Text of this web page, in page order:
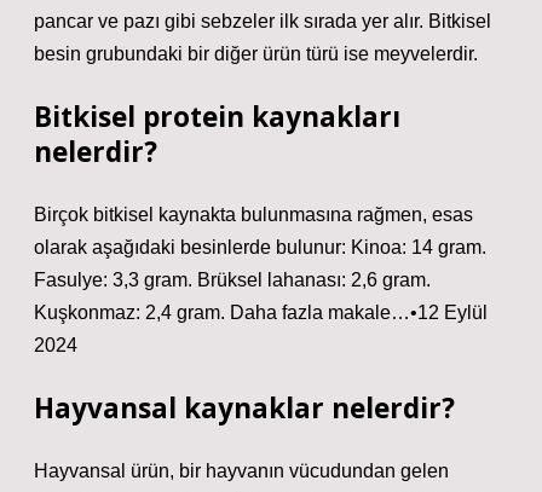
pancar ve pazı gibi sebzeler ilk sırada yer alır. Bitkisel
besin grubundaki bir diğer ürün türü ise meyvelerdir.
Bitkisel protein kaynakları
nelerdir?
Birçok bitkisel kaynakta bulunmasına rağmen, esas
olarak aşağıdaki besinlerde bulunur: Kinoa: 14 gram.
Fasulye: 3,3 gram. Brüksel lahanası: 2,6 gram.
Kuşkonmaz: 2,4 gram. Daha fazla makale…•12 Eylül
2024
Hayvansal kaynaklar nelerdir?
Hayvansal ürün, bir hayvanın vücudundan gelen